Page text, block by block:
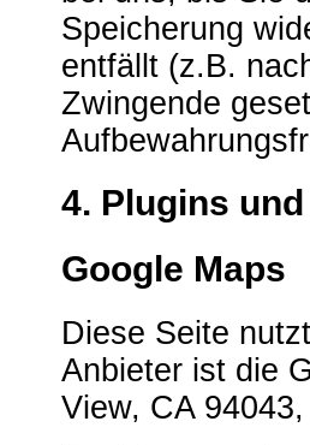
Speicherung
entfällt (z.B.
Zwingende
4. Plugins
Google Maps
Diese Seite
Anbieter ist die
View, CA